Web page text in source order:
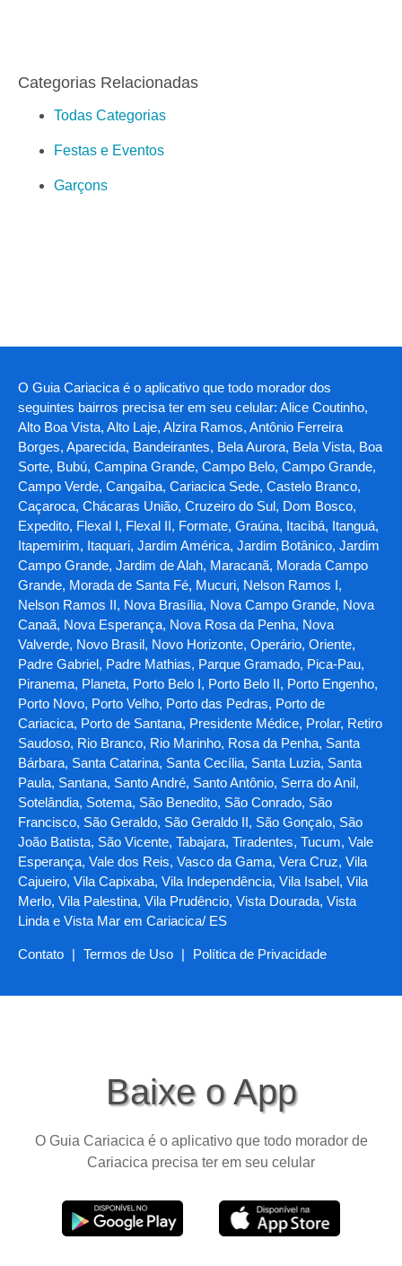
Categorias Relacionadas
Todas Categorias
Festas e Eventos
Garçons
O Guia Cariacica é o aplicativo que todo morador dos
seguintes bairros precisa ter em seu celular: Alice Coutinho,
Alto Boa Vista, Alto Laje, Alzira Ramos, Antônio Ferreira
Borges, Aparecida, Bandeirantes, Bela Aurora, Bela Vista, Boa
Sorte, Bubú, Campina Grande, Campo Belo, Campo Grande,
Campo Verde, Cangaíba, Cariacica Sede, Castelo Branco,
Caçaroca, Chácaras União, Cruzeiro do Sul, Dom Bosco,
Expedito, Flexal I, Flexal II, Formate, Graúna, Itacibá, Itanguá,
Itapemirim, Itaquari, Jardim América, Jardim Botânico, Jardim
Campo Grande, Jardim de Alah, Maracanã, Morada Campo
Grande, Morada de Santa Fé, Mucuri, Nelson Ramos I,
Nelson Ramos II, Nova Brasília, Nova Campo Grande, Nova
Canaã, Nova Esperança, Nova Rosa da Penha, Nova
Valverde, Novo Brasil, Novo Horizonte, Operário, Oriente,
Padre Gabriel, Padre Mathias, Parque Gramado, Pica-Pau,
Piranema, Planeta, Porto Belo I, Porto Belo II, Porto Engenho,
Porto Novo, Porto Velho, Porto das Pedras, Porto de
Cariacica, Porto de Santana, Presidente Médice, Prolar, Retiro
Saudoso, Rio Branco, Rio Marinho, Rosa da Penha, Santa
Bárbara, Santa Catarina, Santa Cecília, Santa Luzia, Santa
Paula, Santana, Santo André, Santo Antônio, Serra do Anil,
Sotelândia, Sotema, São Benedito, São Conrado, São
Francisco, São Geraldo, São Geraldo II, São Gonçalo, São
João Batista, São Vicente, Tabajara, Tiradentes, Tucum, Vale
Esperança, Vale dos Reis, Vasco da Gama, Vera Cruz, Vila
Cajueiro, Vila Capixaba, Vila Independência, Vila Isabel, Vila
Merlo, Vila Palestina, Vila Prudêncio, Vista Dourada, Vista
Linda e Vista Mar em Cariacica/ ES
Contato | Termos de Uso | Política de Privacidade
Baixe o App
O Guia Cariacica é o aplicativo que todo morador de
Cariacica precisa ter em seu celular